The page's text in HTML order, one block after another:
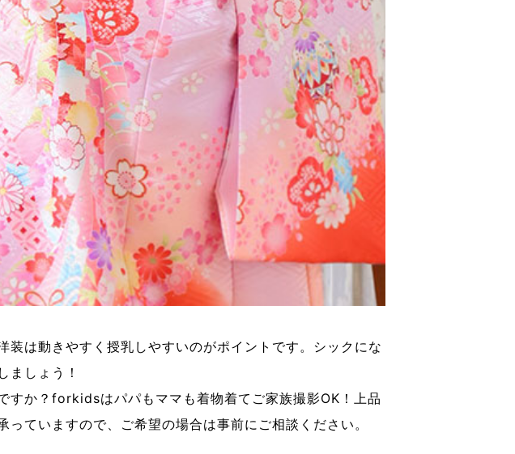
は動きやすく授乳しやすいのがポイントです。シックにな
ましょう！
すか？forkidsはパパもママも着物着てご家族撮影OK！上品
ていますので、ご希望の場合は事前にご相談ください。